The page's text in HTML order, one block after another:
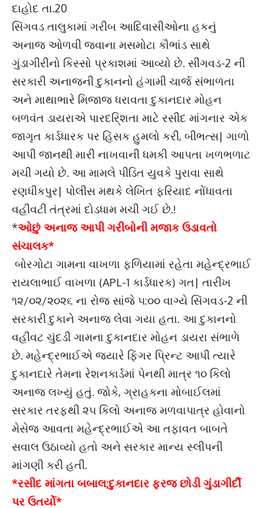
દાહોદ તા.20
સિંગવડ તાલુકામાં ગરીબ આદિવાસીઓના હકનું
અનાજ ઓળવી જવાના મસમોટા કૌભાંડ સાથે
ગુંડાગીરીનો કિસ્સો પ્રકાશમાં આવ્યો છે. સીંગવડ-2 ની
સરકારી અનાજની દુકાનનો હંગામી ચાર્જ સંભાળતા
અને માથાભારે મિજાજ ધરાવતા દુકાનદાર મોહન
બળવંત ડાયરાએ પારદરિ્શતા માટે રસીદ માંગનાર એક
જાગૃત કાર્ડધારક પર હિંસક હુમલો કરી, બીભત્સ| ગાળો
આપી જાનથી મારી નાખવાની ધમકી આપતા ખળભળાટ
મચી ગયો છે. આ મામલે પીડિત યુવકે પુરાવા સાથે
રણધીકપુર| પોલીસ મથકે લેખિત ફરિયાદ નોંધાવતા
વહીવટી તંત્રમાં દોડધામ મચી ગઈ છે.!
*ઓછું અનાજ આપી ગરીબોની મજાક ઉડાવતો
સંચાલક*
બોરગોટા ગામના વાખળા ફળિયામાં રહેતા મહેન્દ્રભાઈ
રાયલાભાઈ વાખળા (APL-1 કાર્ડધારક) ગત| તારીખ
૧૨/૦૨/૨૦૨૬ ના રોજ સાંજે ૫:૦૦ વાગ્યે સિંગવડ-2 ની
સરકારી દુકાને અનાજ લેવા ગયા હતા. આ દુકાનનો
વહીવટ ચુંદડી ગામના દુકાનદાર મોહન ડાયરા સંભાળે
છે. મહેન્દ્રભાઈએ જ્યારે ફિંગર પ્રિન્ટ આપી ત્યારે
દુકાનદારે તેમના રેશનકાર્ડમાં પેનથી માત્ર ૧૦ કિલો
અનાજ લખ્યું હતું. જોકે, ગ્રાહકના મોબાઈલમાં
સરકાર તરફથી ૨૫ કિલો અનાજ મળવાપાત્ર હોવાનો
મેસેજ આવતા મહેન્દ્રભાઈએ આ તફાવત બાબતે
સવાલ ઉઠાવ્યો હતો અને સરકાર માન્ય સ્લીપની
માંગણી કરી હતી.
*રસીદ માંગતા બબાલ:દુકાનદાર ફરજ છોડી ગુંડાગીર્દી
પર ઉતર્યો*